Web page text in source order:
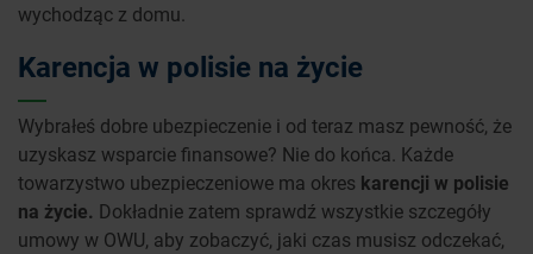
wychodząc z domu.
Karencja w polisie na życie
Wybrałeś dobre ubezpieczenie i od teraz masz pewność, że
uzyskasz wsparcie finansowe? Nie do końca. Każde
towarzystwo ubezpieczeniowe ma okres karencji w polisie
na życie. Dokładnie zatem sprawdź wszystkie szczegóły
umowy w OWU, aby zobaczyć, jaki czas musisz odczekać,